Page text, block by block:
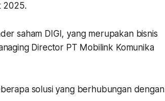
2025.
saham DIGI, yang merupakan bisnis
Director PT Mobilink Komunika
solusi yang berhubungan dengan